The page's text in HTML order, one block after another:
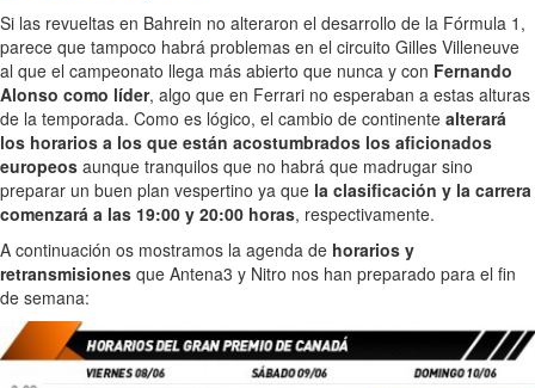
Si las revueltas en Bahrein no alteraron el desarrollo de la Fórmula 1,
parece que tampoco habrá problemas en el circuito Gilles Villeneuve
al que el campeonato llega más abierto que nunca y con Fernando
Alonso como líder, algo que en Ferrari no esperaban a estas alturas
de la temporada. Como es lógico, el cambio de continente alterará
los horarios a los que están acostumbrados los aficionados
europeos aunque tranquilos que no habrá que madrugar sino
preparar un buen plan vespertino ya que la clasificación y la carrera
comenzará a las 19:00 y 20:00 horas, respectivamente.
A continuación os mostramos la agenda de horarios y
retransmisiones que Antena3 y Nitro nos han preparado para el fin
de semana: